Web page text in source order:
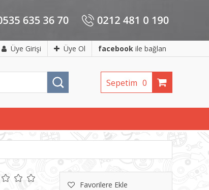
Üye Girişi Üye Ol facebook ile bağlan
Sepetim 0
Favorilere Ekle